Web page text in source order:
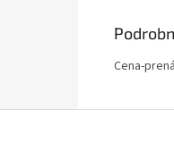
Cena-